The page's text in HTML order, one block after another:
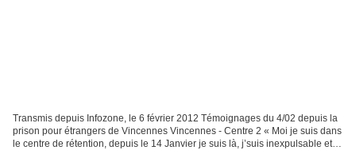
Transmis depuis Infozone, le 6 février 2012 Témoignages du 4/02 depuis la
prison pour étrangers de Vincennes Vincennes - Centre 2 « Moi je suis dans
le centre de rétention, depuis le 14 Janvier je suis là, j’suis inexpulsable et